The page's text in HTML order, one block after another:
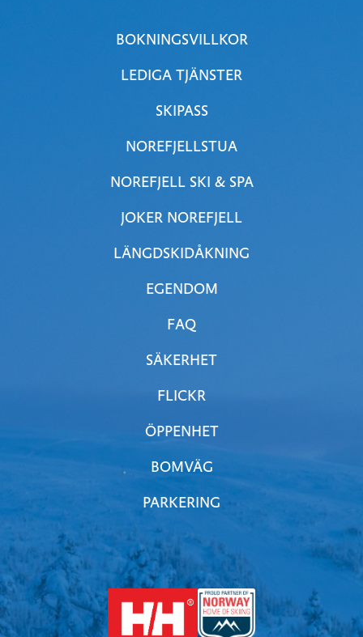
BOKNINGSVILLKOR
LEDIGA TJÄNSTER
SKIPASS
NOREFJELLSTUA
NOREFJELL SKI & SPA
JOKER NOREFJELL
LÄNGDSKIDÅKNING
EGENDOM
FAQ
SÄKERHET
FLICKR
ÖPPENHET
BOMVÄG
PARKERING